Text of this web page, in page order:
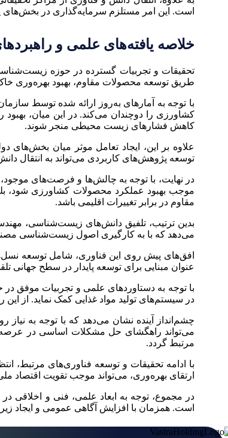
است. این امر مستلزم سرمایه‌گذاری در
خلاصه یافته‌های علمی و
تحقیقات و تجربیات گسترده در حوزه
طریق توسعه محصولات مقاوم، بهبود بهره‌وری
کشاورزی را دوچندان می‌کند. در این میان،
کاهش فشارهای زیست محیطی منجر شوند.
علاوه بر این، ایجاد تعامل موثر میان
توسعه پژوهش‌های کاربردی می‌تواند به انتقال
در نهایت، با توجه به چالش‌ها و فرصت‌های
موجب بهبود عملکرد محصولات کشاورزی شود،
مقاوم در برابر تغییرات اقلیمی باشد.
بدین ترتیب، تلفیق دانش‌های زیست‌شناسی،
می‌دهد که با به کارگیری اصول زیست‌شناسی
افق‌های پیش روی این فناوری، شامل توسعه
عنوان مبنایی برای توسعه پایدار در سطح جهانی
با توجه به دستاوردهای علمی و تجربیات موفق
در سیستم‌های تولید مواد غذایی کمک نماید. از
چشم‌انداز آینده نشان می‌دهد که با توجه به
می‌تواند راهگشای حل مشکلات اساسی در
مرتبط گردد.
با ادامه تحقیقات و توسعه فناوری‌های مرتبط،
ارتقای بهره‌وری، می‌تواند موجب تقویت اقتصاد
در مجموع، توجه به ابعاد علمی، فنی و اخلاقی
است. همزمان با افزایش آگاهی عمومی و ایجاد